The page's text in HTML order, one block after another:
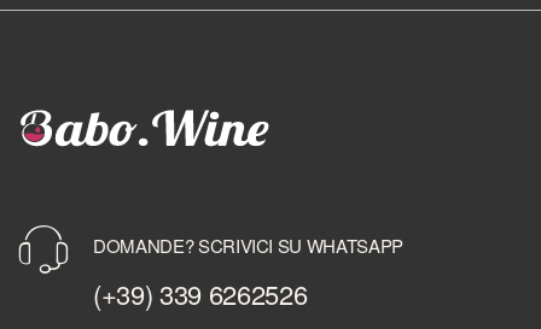
DOMANDE? SCRIVICI SU WHATSAPP
(+39) 339 6262526